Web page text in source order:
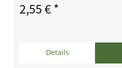
2,55 € *
Details